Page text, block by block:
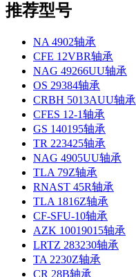
推荐型号
NA 4902轴承
CFE 12VBR轴承
NAG 49266UU轴承
OS 29384轴承
CRBH 5013AUU轴承
CFES 12-1轴承
GS 140195轴承
TR 223425轴承
NAG 4905UU轴承
TLA 79Z轴承
RNAST 45R轴承
TLA 1816Z轴承
CF-SFU-10轴承
AZK 10019015轴承
LRTZ 283230轴承
TA 2230Z轴承
CR 28B轴承